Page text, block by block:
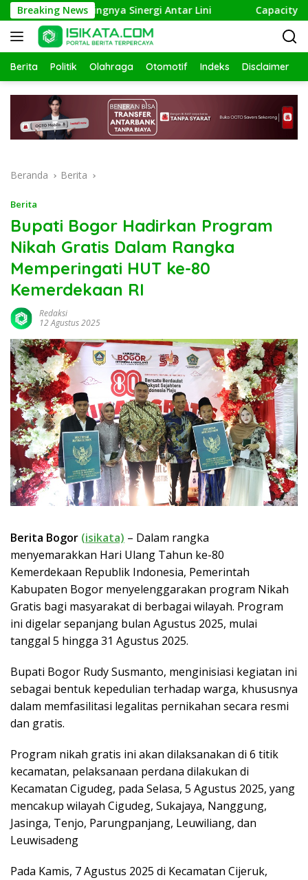
Langsung
ke
konten
Breaking News
Pentingnya Sinergi Antar Lini Capacity
Berita Politik Olahraga Otomotif Indeks Disclaimer
Beranda Berita
Berita
Bupati Bogor Hadirkan Program
Nikah Gratis Dalam Rangka
Memperingati HUT ke-80
Kemerdekaan RI
Redaksi
12 Agustus 2025
Berita Bogor (isikata) – Dalam rangka
menyemarakkan Hari Ulang Tahun ke-80
Kemerdekaan Republik Indonesia, Pemerintah
Kabupaten Bogor menyelenggarakan program Nikah
Gratis bagi masyarakat di berbagai wilayah. Program
ini digelar sepanjang bulan Agustus 2025, mulai
tanggal 5 hingga 31 Agustus 2025.
Bupati Bogor Rudy Susmanto, menginisiasi kegiatan ini
sebagai bentuk kepedulian terhadap warga, khususnya
dalam memfasilitasi legalitas pernikahan secara resmi
dan gratis.
Program nikah gratis ini akan dilaksanakan di 6 titik
kecamatan, pelaksanaan perdana dilakukan di
Kecamatan Cigudeg, pada Selasa, 5 Agustus 2025, yang
mencakup wilayah Cigudeg, Sukajaya, Nanggung,
Jasinga, Tenjo, Parungpanjang, Leuwiliang, dan
Leuwisadeng
Pada Kamis, 7 Agustus 2025 di Kecamatan Cijeruk,